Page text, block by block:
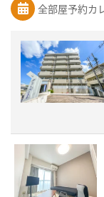
全部屋予約カ